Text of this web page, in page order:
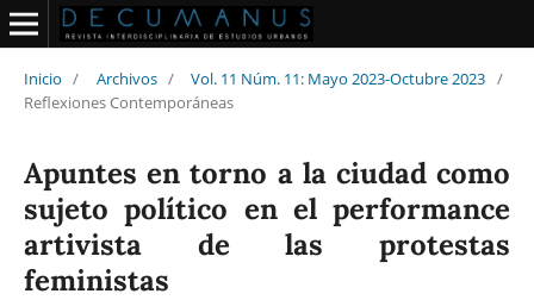
Inicio / Archivos / Vol. 11 Núm. 11: Mayo 2023-Octubre 2023 /
Reflexiones Contemporáneas
Apuntes en torno a la ciudad como
sujeto político en el performance
artivista de las protestas
feministas